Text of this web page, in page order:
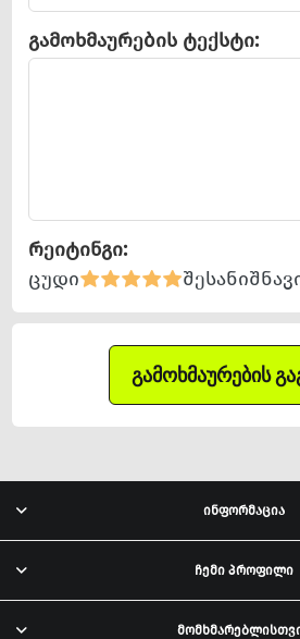
გამოხმაურების ტექსტი:
რეიტინგი:
ცუდი
ᲒᲐᲛᲝᲮᲛᲐᲣᲠᲔᲑᲘᲡ
ინფორმაცია
ჩემი პროფილი